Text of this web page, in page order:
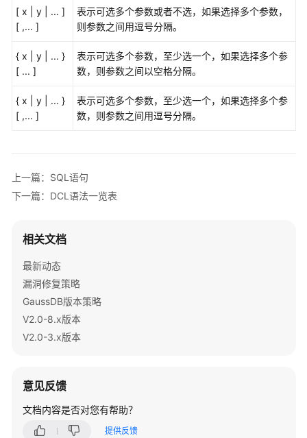
快
入
门
用
户
开
发
开
指
南
（分
布
10.x）
开
发
[ x | y | ... ]
[ ,... ]
表示可选多个参数或者不选，如果选择多个参数，
则参数之间用逗号分隔。
{ x | y | ... }
[ ... ]
表示可选多个参数，至少选一个，如果选择多个参
数，则参数之间以空格分隔。
{ x | y | ... }
[ ,... ]
表示可选多个参数，至少选一个，如果选择多个参
数，则参数之间用逗号分隔。
上一篇：SQL语句
下一篇：DCL语法一览表
相关文档
最新动态
漏洞修复策略
GaussDB版本策略
V2.0-8.x版本
V2.0-3.x版本
意见反馈
文档内容是否对您有帮助？
提供反馈